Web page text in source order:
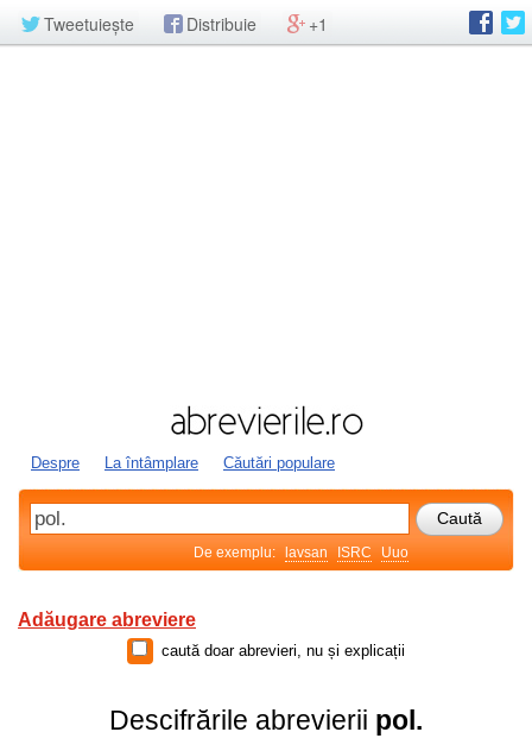
Tweetuiește Distribuie +1
Despre La întâmplare Căutări populare
De exemplu: lavsan ISRC Uuo
Adăugare abreviere
caută doar abrevieri, nu și explicații
Descifrările abrevierii pol.